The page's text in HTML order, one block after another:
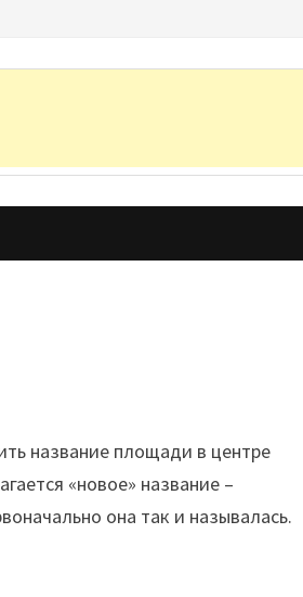
название площади в центре
«новое» название –
она так и называлась.